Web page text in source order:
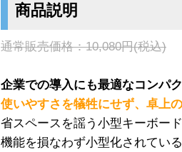
商品説明
通常販売価格：10,080円(税込)
企業での導入にも最適なコンパ
使いやすさを犠牲にせず、卓上
省スペースを謡う小型キーボー
機能を損なわず小型化されてい